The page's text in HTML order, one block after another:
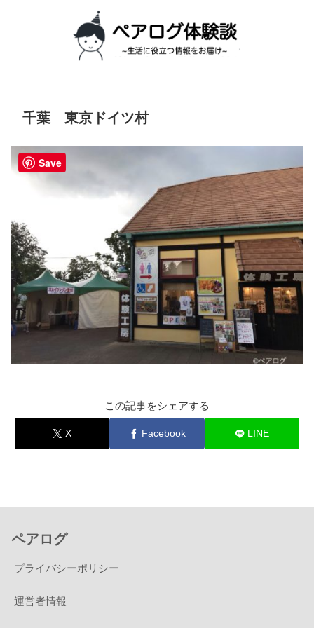
千葉 東京ドイツ村
この記事をシェアする
X Facebook LINE
ペアログ
プライバシーポリシー
運営者情報
Save